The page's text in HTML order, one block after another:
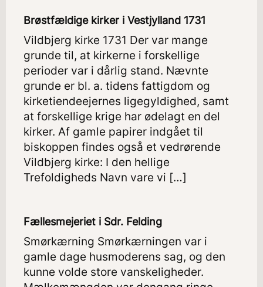
Brøstfældige kirker i Vestjylland 1731
Vildbjerg kirke 1731 Der var mange
grunde til, at kirkerne i forskellige
perioder var i dårlig stand. Nævnte
grunde er bl. a. tidens fattigdom og
kirketiendeejernes ligegyldighed, samt
at forskellige krige har ødelagt en del
kirker. Af gamle papirer indgået til
biskoppen findes også et vedrørende
Vildbjerg kirke: I den hellige
Trefoldigheds Navn vare vi […]
Fællesmejeriet i Sdr. Felding
Smørkærning Smørkærningen var i
gamle dage husmoderens sag, og den
kunne volde store vanskeligheder.